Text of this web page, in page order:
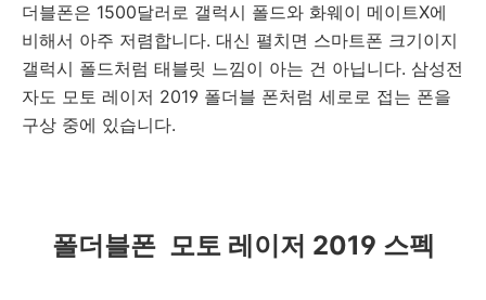
더블폰은 1500달러로 갤럭시 폴드와 화웨이 메이트X에
비해서 아주 저렴합니다. 대신 펼치면 스마트폰 크기이지
갤럭시 폴드처럼 태블릿 느낌이 아는 건 아닙니다. 삼성전
자도 모토 레이저 2019 폴더블 폰처럼 세로로 접는 폰을
구상 중에 있습니다.
폴더블폰 모토 레이저 2019 스펙